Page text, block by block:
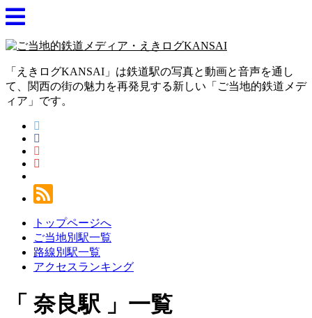
「えきログKANSAI」は鉄道駅の写真と動画と音声を通し
て、関西の街の魅力を再発見する新しい「ご当地的鉄道メデ
ィア」です。
トップページへ
ご当地別駅一覧
路線別駅一覧
アクセスランキング
奈良駅 一覧